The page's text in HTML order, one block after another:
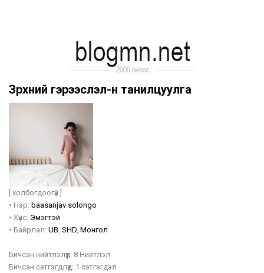
Зүрхний гэрээслэл-н танилцуулга
[ холбогдоогүй ]
• Нэр: baasanjav solongo
• Хүйс: Эмэгтэй
• Байрлал: UB, SHD, Монгол
Бичсэн нийтлэлүүд: 8 Нийтлэл
Бичсэн сэтгэгдлүүд: 1 сэтгэгдэл